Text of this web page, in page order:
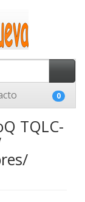
0
TQLC-